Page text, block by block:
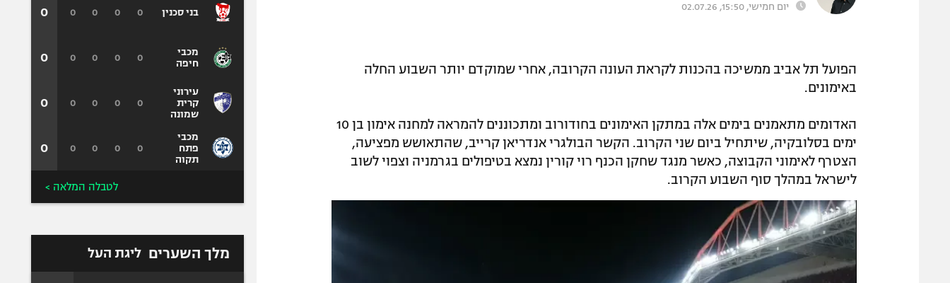
יום חמישי, 15:50, 02.07.26
הפועל תל אביב ממשיכה בהכנות לקראת העונה הקרובה, אחרי שמוקדם יותר השבוע החלה
באימונים.
האדומים מתאמנים בימים אלה במתקן האימונים בחודורוב ומתכוננים להמראה למחנה אימון בן 10
ימים בסלובקיה, שיתחיל ביום שני הקרוב. הקשר הבולגרי אנדריאן קרייב, שהתאושש מפציעה,
הצטרף לאימוני הקבוצה, כאשר מנגד שחקן הכנף רוי קורין נמצא בטיפולים בגרמניה וצפוי לשוב
לישראל במהלך סוף השבוע הקרוב.
בני סכנין
מכבי
חיפה
עירוני
קרית
שמונה
מכבי
פתח
תקוה
0
0
0
0
0
0
0
0
0
0
0
0
0
0
0
0
0
0
0
0
לטבלה המלאה >
מלך השערים ליגת העל